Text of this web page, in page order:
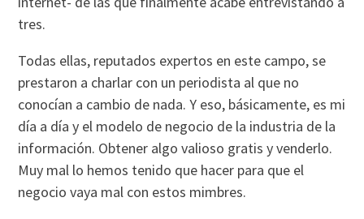
tres.
Todas ellas, reputados expertos en este campo, se
prestaron a charlar con un periodista al que no
conocían a cambio de nada. Y eso, básicamente, es mi
día a día y el modelo de negocio de la industria de la
información. Obtener algo valioso gratis y venderlo.
Muy mal lo hemos tenido que hacer para que el
negocio vaya mal con estos mimbres.